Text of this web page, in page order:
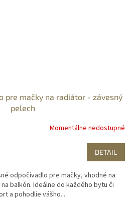
pre mačky na radiátor - závesný
pelech
Momentálne nedostupné
DETAIL
odpočívadlo pre mačky, vhodné na
balkón. Ideálne do každého bytu či
a pohodlie vášho...